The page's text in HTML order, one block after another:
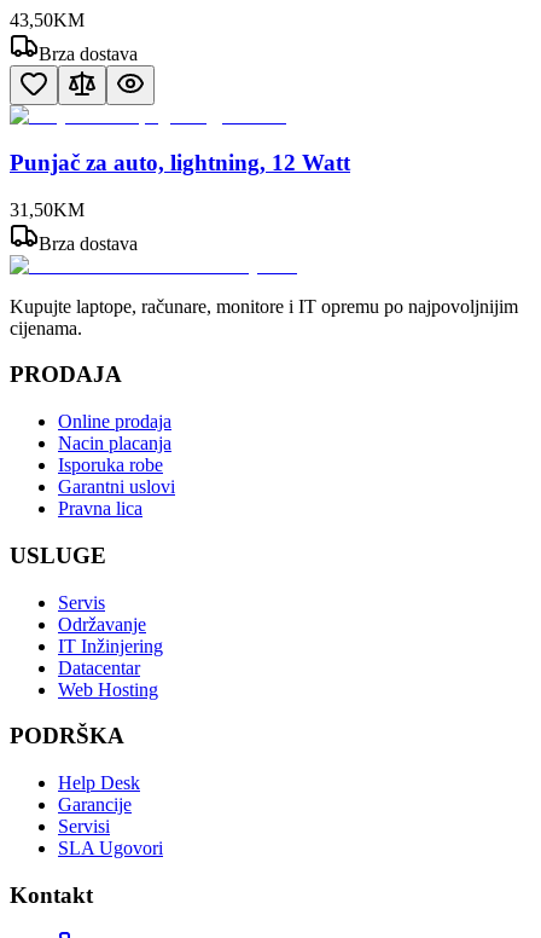
43,50KM
Brza dostava
Punjač za auto, lightning, 12 Watt
31 ,50KM
Brza dostava
Kupujte laptope, računare, monitore i IT opremu po najpovoljnijim
cijenama.
PRODAJA
Online prodaja
Nacin placanja
Isporuka robe
Garantni uslovi
Pravna lica
USLUGE
Servis
Održavanje
IT Inžinjering
Datacentar
Web Hosting
PODRŠKA
Help Desk
Garancije
Servisi
SLA Ugovori
Kontakt